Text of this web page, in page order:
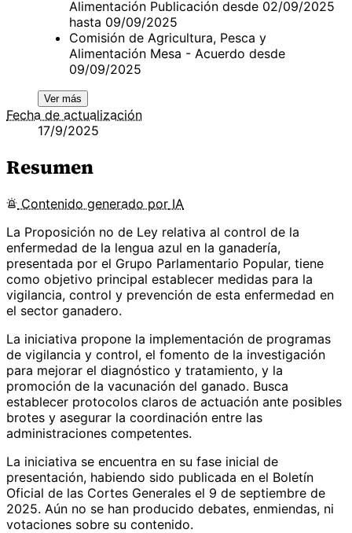
Alimentación Publicación desde 02/09/2025
hasta 09/09/2025
Comisión de Agricultura, Pesca y
Alimentación Mesa - Acuerdo desde
09/09/2025
Ver más
Fecha de actualización
17/9/2025
Resumen
Contenido generado por IA
La Proposición no de Ley relativa al control de la
enfermedad de la lengua azul en la ganadería,
presentada por el Grupo Parlamentario Popular, tiene
como objetivo principal establecer medidas para la
vigilancia, control y prevención de esta enfermedad en
el sector ganadero.
La iniciativa propone la implementación de programas
de vigilancia y control, el fomento de la investigación
para mejorar el diagnóstico y tratamiento, y la
promoción de la vacunación del ganado. Busca
establecer protocolos claros de actuación ante posibles
brotes y asegurar la coordinación entre las
administraciones competentes.
La iniciativa se encuentra en su fase inicial de
presentación, habiendo sido publicada en el Boletín
Oficial de las Cortes Generales el 9 de septiembre de
2025. Aún no se han producido debates, enmiendas, ni
votaciones sobre su contenido.